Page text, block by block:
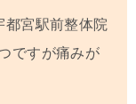
都宮駅前整体院
ですが痛みが